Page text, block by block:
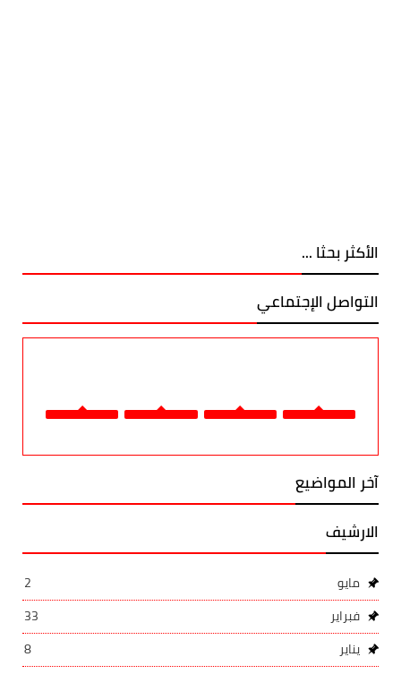
الأكثر بحثا ...
التواصل الإجتماعي
آخر المواضيع
الارشيف
مايو
2
فبراير
33
يناير
8